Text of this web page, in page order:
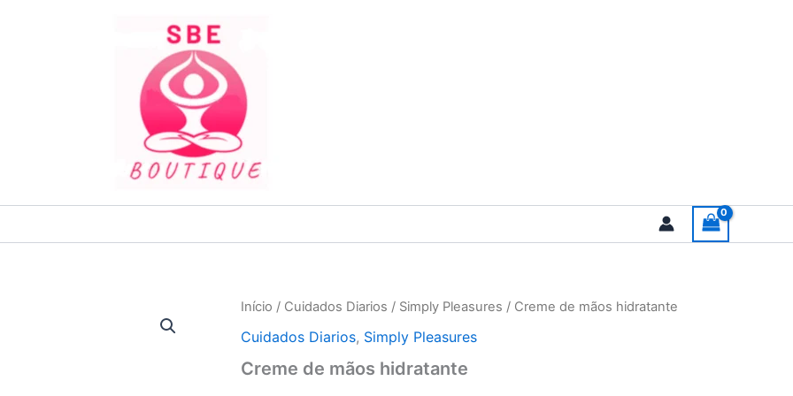
Início / Cuidados Diarios / Simply Pleasures / Creme de mãos hidratante
Cuidados Diarios, Simply Pleasures
Creme de mãos hidratante
Quantidade
Creme
mãos